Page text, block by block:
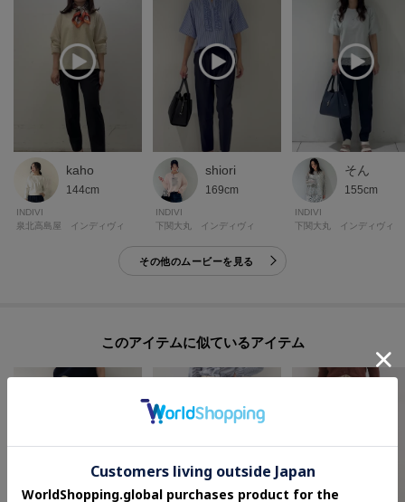
kaho
144cm
INDIVI
泉北高島屋 インディヴィ
shiori
169cm
INDIVI
下関大丸 インディヴィ
そん
155cm
INDIVI
下関大丸 インディヴィ
その他のムービーを見る
このアイテムに似ているアイテム